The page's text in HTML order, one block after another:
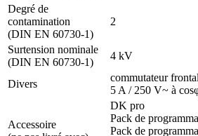
Degré de
contamination
(DIN EN 60730-1)
2
Surtension nominale
(DIN EN 60730-1)
4 kV
Divers
commutateur
5 A / 250 V~ à
Accessoire
DK pro
Pack de
Pack de